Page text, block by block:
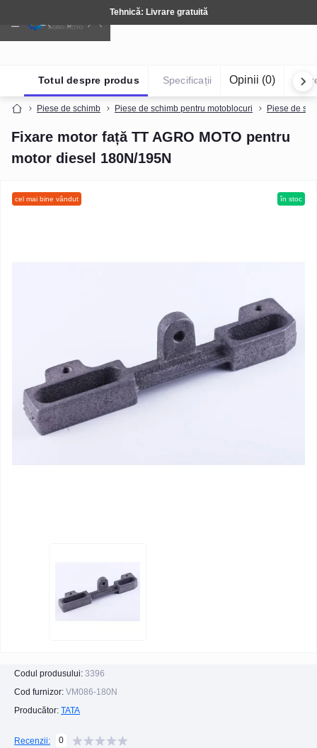
Tehnică: Livrare gratuită
Piese de schimb Piese de schimb pentru motoblocuri Piese de
Fixare motor față TT AGRO MOTO pentru
motor diesel 180N/195N
Totul despre produs Specificații Opinii (0)
cel mai bine vândut în stoc
Codul produsului: 3396
Cod furnizor: VM086-180N
Producător: TATA
Recenzii: 0